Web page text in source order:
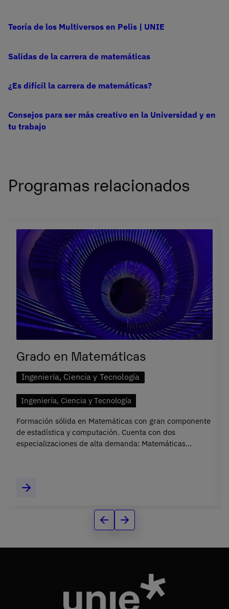
Teoría de los Multiversos en Pelis | UNIE
Salidas de la carrera de matemáticas
¿Es difícil la carrera de matemáticas?
Consejos para ser más creativo en la Universidad y en
tu trabajo
Programas relacionados
Grado en Matemáticas
Ingeniería, Ciencia y Tecnología
Ingeniería, Ciencia y Tecnología
Formación sólida en Matemáticas con gran componente
de estadística y computación. Cuenta con dos
especializaciones de alta demanda: Matemáticas